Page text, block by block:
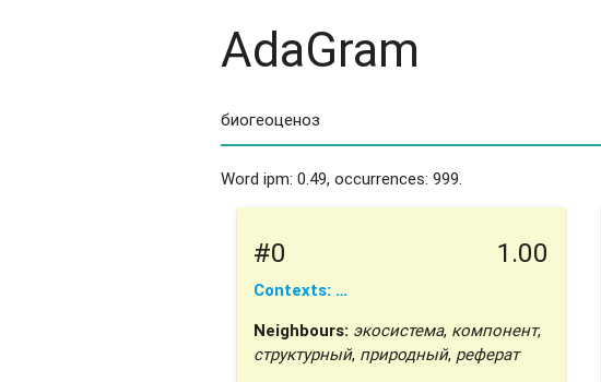
AdaGram
Word ipm: 0.49, occurrences: 999.
#0 1.00
Contexts: …
Neighbours: экосистема, компонент,
структурный, природный, реферат